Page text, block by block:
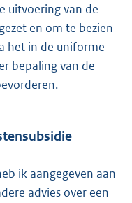
uitvoering van de
en om te bezien
het in de uniforme
bepaling van de
ik aangegeven aan
advies over een